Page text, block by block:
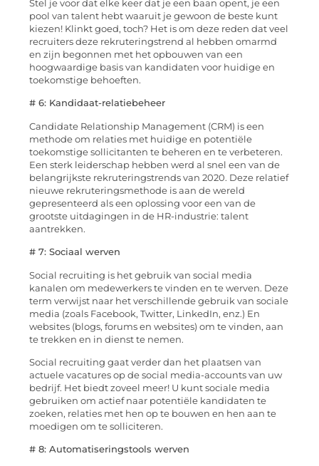
Stel je voor dat elke keer dat je een baan opent, je een
pool van talent hebt waaruit je gewoon de beste kunt
kiezen! Klinkt goed, toch? Het is om deze reden dat veel
recruiters deze rekruteringstrend al hebben omarmd
en zijn begonnen met het opbouwen van een
hoogwaardige basis van kandidaten voor huidige en
toekomstige behoeften.
# 6: Kandidaat-relatiebeheer
Candidate Relationship Management (CRM) is een
methode om relaties met huidige en potentiële
toekomstige sollicitanten te beheren en te verbeteren.
Een sterk leiderschap hebben werd al snel een van de
belangrijkste rekruteringstrends van 2020. Deze relatief
nieuwe rekruteringsmethode is aan de wereld
gepresenteerd als een oplossing voor een van de
grootste uitdagingen in de HR-industrie: talent
aantrekken.
# 7: Sociaal werven
Social recruiting is het gebruik van social media
kanalen om medewerkers te vinden en te werven. Deze
term verwijst naar het verschillende gebruik van sociale
media (zoals Facebook, Twitter, LinkedIn, enz.) En
websites (blogs, forums en websites) om te vinden, aan
te trekken en in dienst te nemen.
Social recruiting gaat verder dan het plaatsen van
actuele vacatures op de social media-accounts van uw
bedrijf. Het biedt zoveel meer! U kunt sociale media
gebruiken om actief naar potentiële kandidaten te
zoeken, relaties met hen op te bouwen en hen aan te
moedigen om te solliciteren.
# 8: Automatiseringstools werven